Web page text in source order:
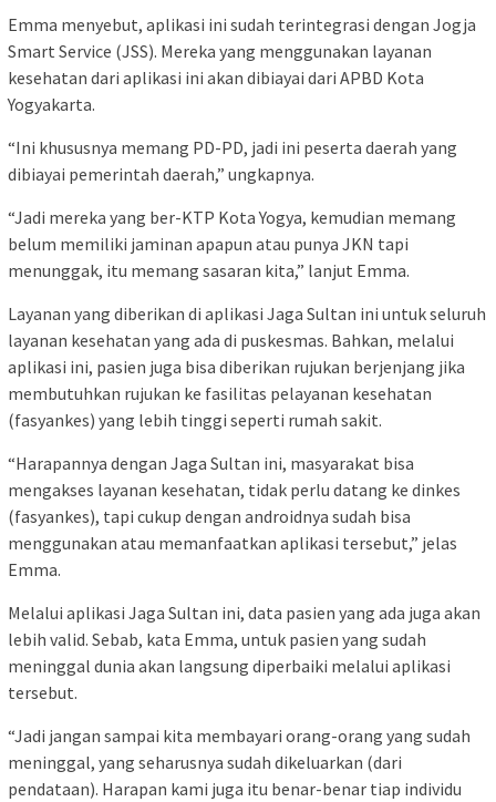
Emma menyebut, aplikasi ini sudah terintegrasi dengan Jogja
Smart Service (JSS). Mereka yang menggunakan layanan
kesehatan dari aplikasi ini akan dibiayai dari APBD Kota
Yogyakarta.
“Ini khususnya memang PD-PD, jadi ini peserta daerah yang
dibiayai pemerintah daerah,” ungkapnya.
“Jadi mereka yang ber-KTP Kota Yogya, kemudian memang
belum memiliki jaminan apapun atau punya JKN tapi
menunggak, itu memang sasaran kita,” lanjut Emma.
Layanan yang diberikan di aplikasi Jaga Sultan ini untuk seluruh
layanan kesehatan yang ada di puskesmas. Bahkan, melalui
aplikasi ini, pasien juga bisa diberikan rujukan berjenjang jika
membutuhkan rujukan ke fasilitas pelayanan kesehatan
(fasyankes) yang lebih tinggi seperti rumah sakit.
“Harapannya dengan Jaga Sultan ini, masyarakat bisa
mengakses layanan kesehatan, tidak perlu datang ke dinkes
(fasyankes), tapi cukup dengan androidnya sudah bisa
menggunakan atau memanfaatkan aplikasi tersebut,” jelas
Emma.
Melalui aplikasi Jaga Sultan ini, data pasien yang ada juga akan
lebih valid. Sebab, kata Emma, untuk pasien yang sudah
meninggal dunia akan langsung diperbaiki melalui aplikasi
tersebut.
“Jadi jangan sampai kita membayari orang-orang yang sudah
meninggal, yang seharusnya sudah dikeluarkan (dari
pendataan). Harapan kami juga itu benar-benar tiap individu